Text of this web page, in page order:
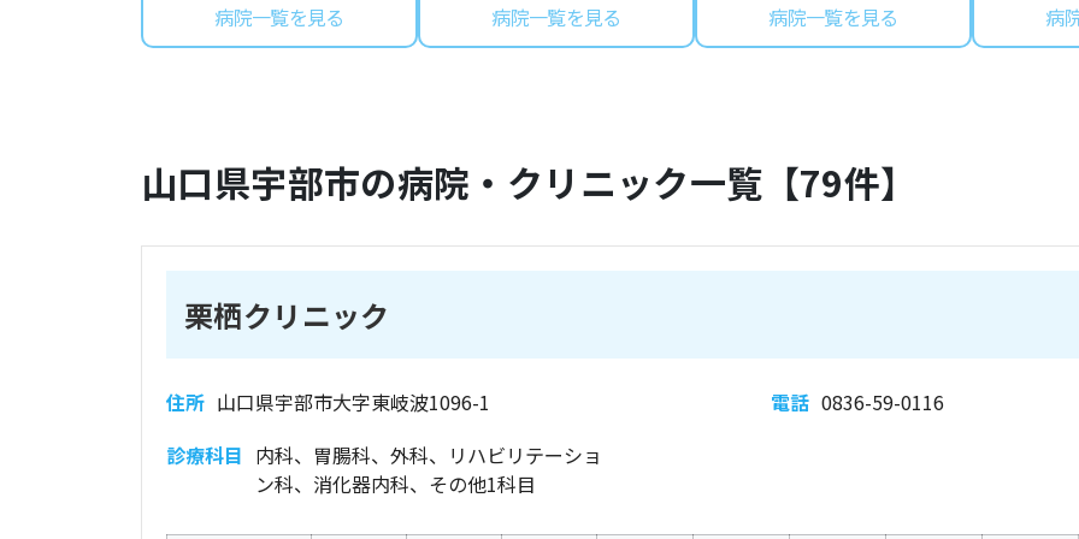
病院一覧を見る 病院一覧を見る 病院一覧を見る 病
山口県宇部市の病院・クリニック一覧【79件】
栗栖クリニック
住所 山口県宇部市大字東岐波1096-1 電話 0836-59-0116
診療科目 内科、胃腸科、外科、リハビリテーショ
ン科、消化器内科、その他1科目